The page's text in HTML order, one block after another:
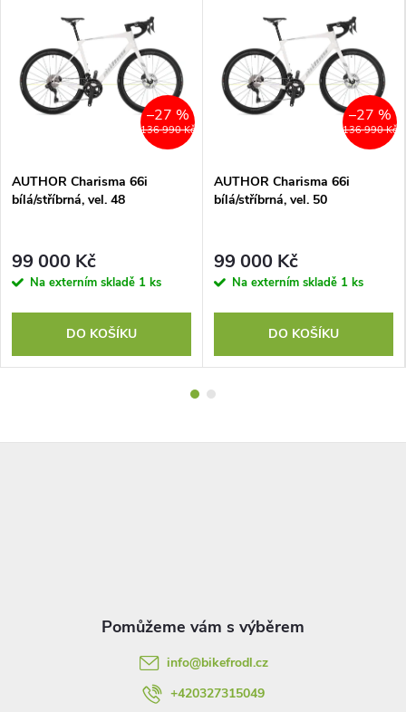
136 990 Kč
–27 %
AUTHOR Charisma 66i
bílá/stříbrná, vel. 48
99 000 Kč
Na externím skladě 1 ks
DO KOŠÍKU
136 990 Kč
–27 %
AUTHOR Charisma 66i
bílá/stříbrná, vel. 50
99 000 Kč
Na externím skladě 1 ks
DO KOŠÍKU
info@bikefrodl.cz
+420327315049